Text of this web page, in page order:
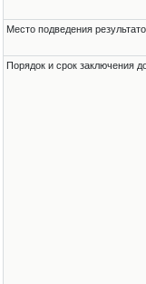
Место подведения
Порядок и срок заключения